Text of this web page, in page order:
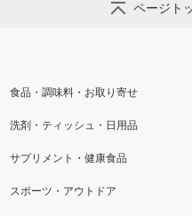
ページト
食品・調味料・お取り寄せ
洗剤・ティッシュ・日用品
サプリメント・健康食品
スポーツ・アウトドア